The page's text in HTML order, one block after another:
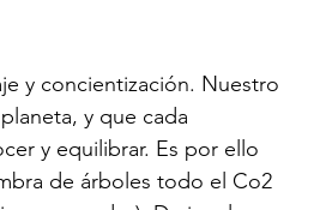
y concientización. Nuestro
y que cada
y equilibrar. Es por ello
de árboles todo el Co2